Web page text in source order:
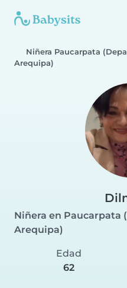
Niñera Paucarpata
Arequipa)
Niñera en Paucarpata
Arequipa)
Edad
62